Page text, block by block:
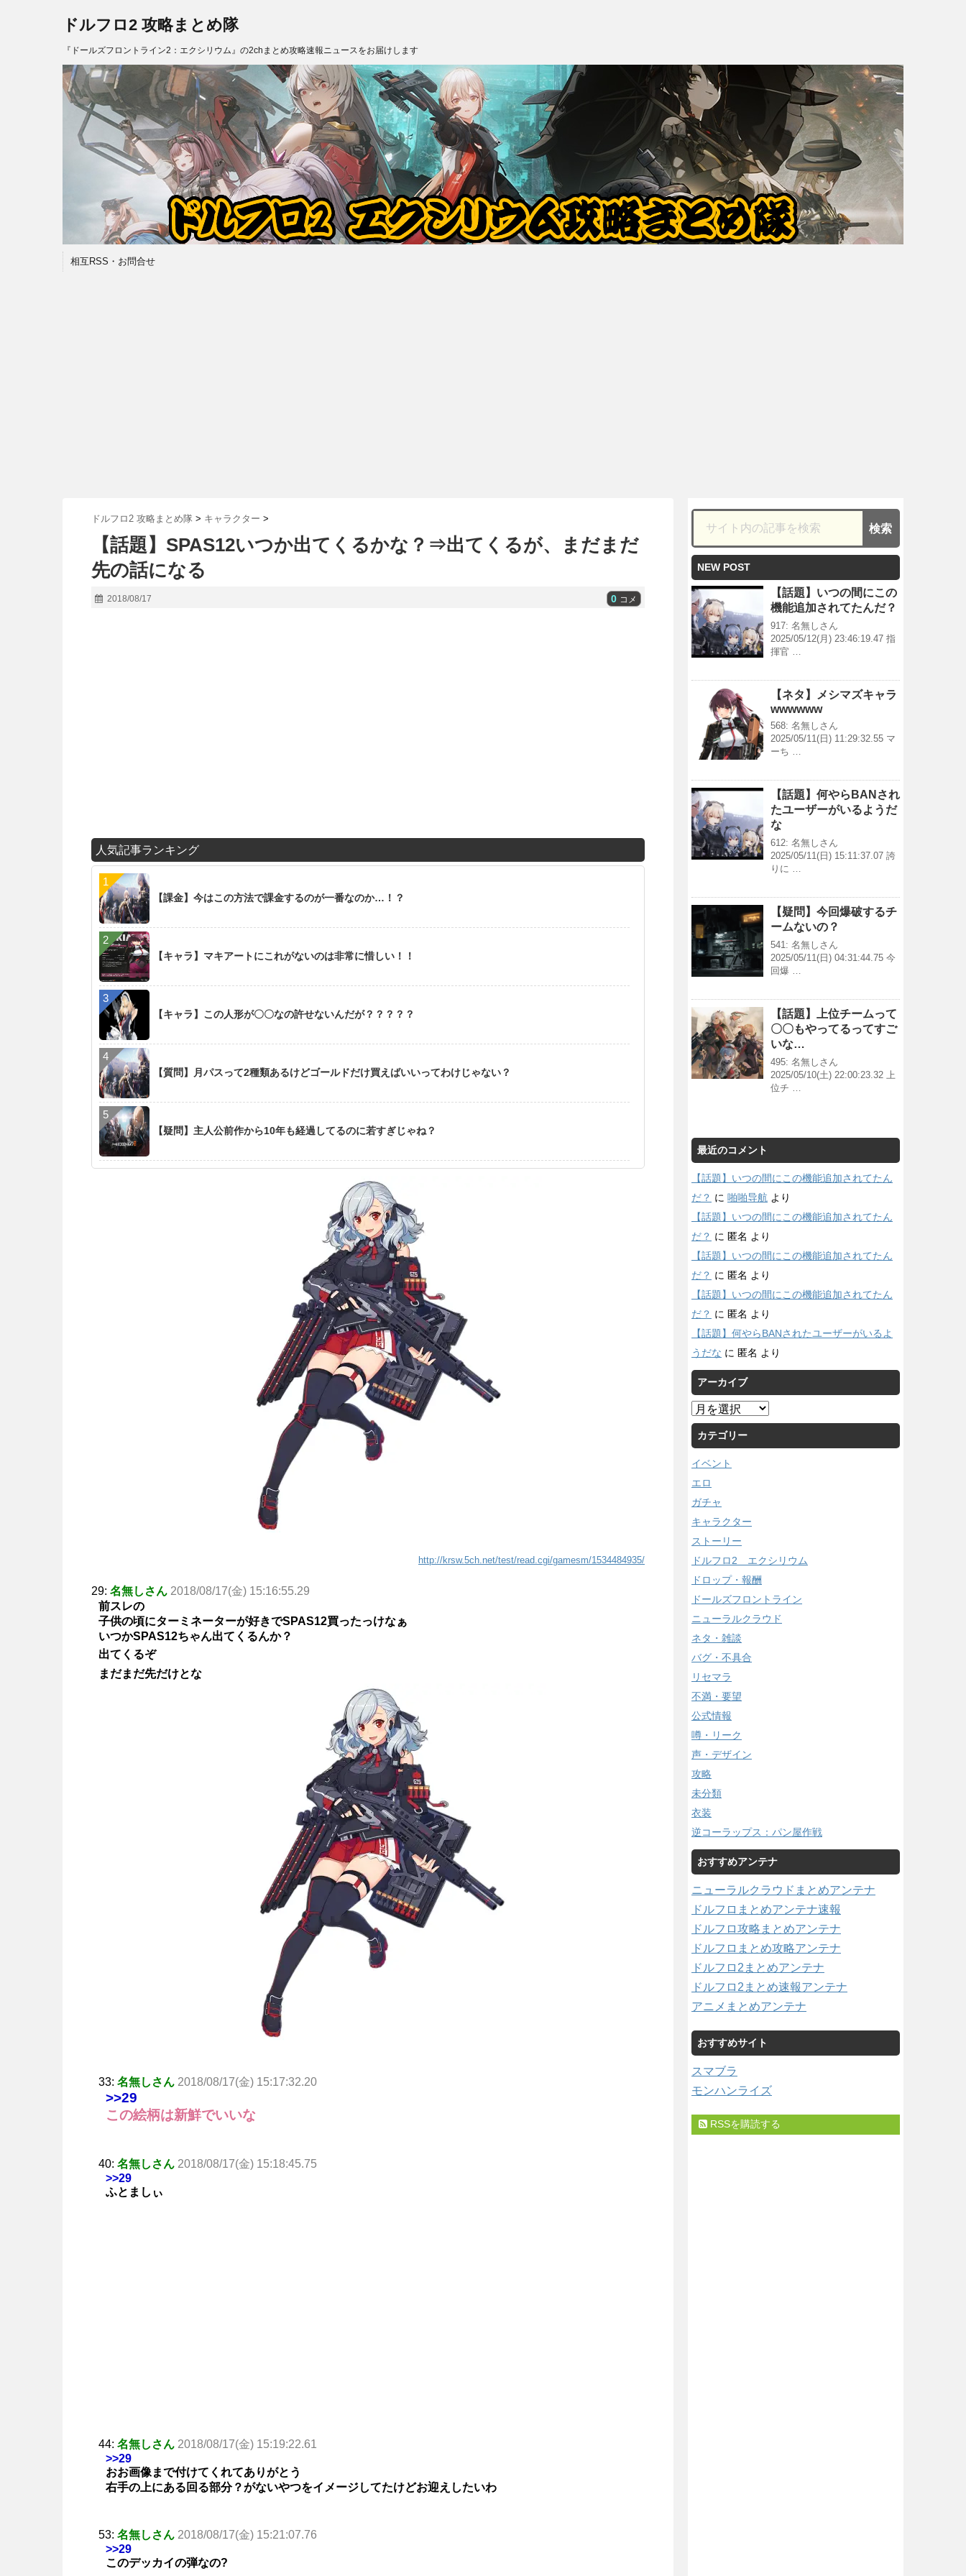
ドルフロ2 攻略まとめ隊
『ドールズフロントライン2：エクシリウム』の2chまとめ攻略速報ニュースをお届けします
相互RSS・お問合せ
ドルフロ2 攻略まとめ隊 > キャラクター >
【話題】SPAS12いつか出てくるかな？⇒出てくるが、まだまだ
先の話になる
2018/08/17 0 コメ
人気記事ランキング
【課金】今はこの方法で課金するのが一番なのか…！？
【キャラ】マキアートにこれがないのは非常に惜しい！！
【キャラ】この人形が〇〇なの許せないんだが？？？？？
【質問】月パスって2種類あるけどゴールドだけ買えばいいってわけじゃない？
【疑問】主人公前作から10年も経過してるのに若すぎじゃね？
http://krsw.5ch.net/test/read.cgi/gamesm/1534484935/
29: 名無しさん 2018/08/17(金) 15:16:55.29
前スレの
子供の頃にターミネーターが好きでSPAS12買ったっけなぁ
いつかSPAS12ちゃん出てくるんか？
出てくるぞ
まだまだ先だけとな
33: 名無しさん 2018/08/17(金) 15:17:32.20
>>29
この絵柄は新鮮でいいな
40: 名無しさん 2018/08/17(金) 15:18:45.75
>>29
ふとましぃ
44: 名無しさん 2018/08/17(金) 15:19:22.61
>>29
おお画像まで付けてくれてありがとう
右手の上にある回る部分？がないやつをイメージしてたけどお迎えしたいわ
53: 名無しさん 2018/08/17(金) 15:21:07.76
>>29
このデッカイの弾なの?
NEW POST
【話題】いつの間にこの
機能追加されてたんだ？
917: 名無しさん
2025/05/12(月) 23:46:19.47 指
揮官 …
【ネタ】メシマズキャラ
wwwwww
568: 名無しさん
2025/05/11(日) 11:29:32.55 マ
ーち …
【話題】何やらBANされ
たユーザーがいるようだ
な
612: 名無しさん
2025/05/11(日) 15:11:37.07 誇
りに …
【疑問】今回爆破するチ
ームないの？
541: 名無しさん
2025/05/11(日) 04:31:44.75 今
回爆 …
【話題】上位チームって
〇〇もやってるってすご
いな…
495: 名無しさん
2025/05/10(土) 22:00:23.32 上
位チ …
最近のコメント
【話題】いつの間にこの機能追加されてたん
だ？ に 啪啪导航 より
【話題】いつの間にこの機能追加されてたん
だ？ に 匿名 より
【話題】いつの間にこの機能追加されてたん
だ？ に 匿名 より
【話題】いつの間にこの機能追加されてたん
だ？ に 匿名 より
【話題】何やらBANされたユーザーがいるよ
うだな に 匿名 より
アーカイブ
ア
ー
カ
イ
ブ
カテゴリー
イベント
エロ
ガチャ
キャラクター
ストーリー
ドルフロ2 エクシリウム
ドロップ・報酬
ドールズフロントライン
ニューラルクラウド
ネタ・雑談
バグ・不具合
リセマラ
不満・要望
公式情報
噂・リーク
声・デザイン
攻略
未分類
衣装
逆コーラップス：パン屋作戦
おすすめアンテナ
ニューラルクラウドまとめアンテナ
ドルフロまとめアンテナ速報
ドルフロ攻略まとめアンテナ
ドルフロまとめ攻略アンテナ
ドルフロ2まとめアンテナ
ドルフロ2まとめ速報アンテナ
アニメまとめアンテナ
おすすめサイト
スマブラ
モンハンライズ
RSSを購読する